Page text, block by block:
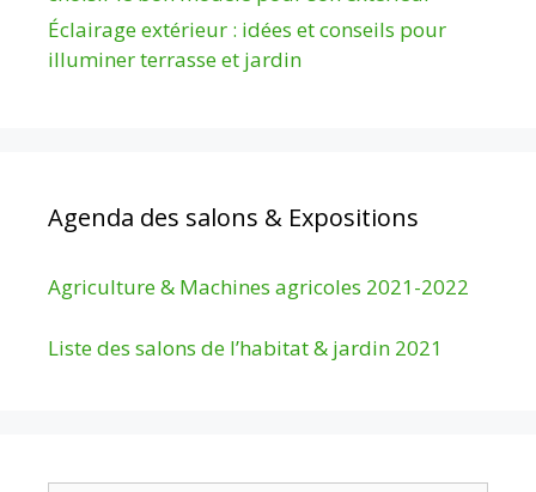
Éclairage extérieur : idées et conseils pour
illuminer terrasse et jardin
Agenda des salons & Expositions
Agriculture & Machines agricoles 2021-2022
Liste des salons de l’habitat & jardin 2021